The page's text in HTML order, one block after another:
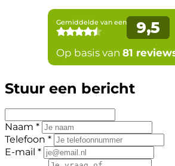
Stuur een bericht
Naam *
Telefoon *
E-mail *